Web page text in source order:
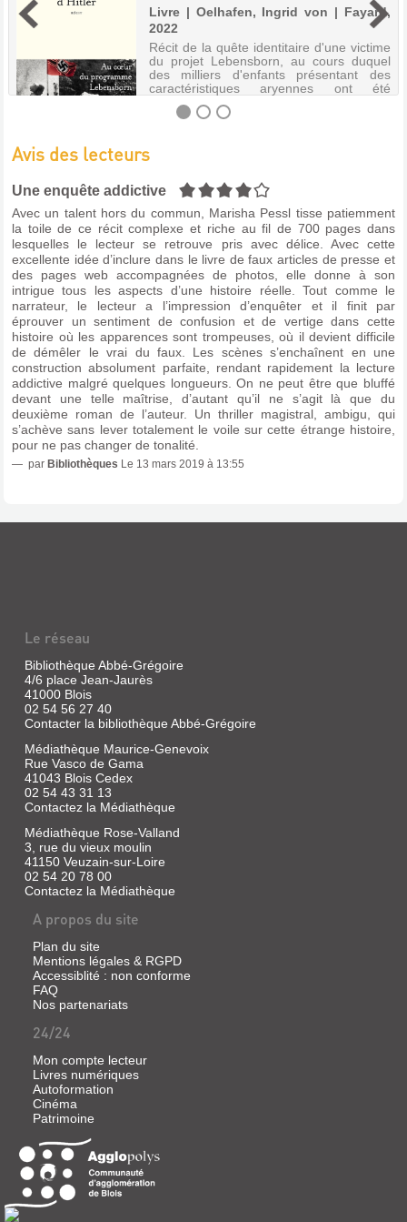
Livre | Oelhafen, Ingrid von | Fayard,
2022
Récit de la quête identitaire d'une victime
du projet Lebensborn, au cours duquel
des milliers d'enfants présentant des
caractéristiques aryennes ont été
envoyés en Allemagne en vue d'être
germanisés afin de renforcer la pureté
ENFANTS
OUBLIÉS
D'HITLER
:
AU
COEUR
DU
PROGRAM...
Livre
|
Oelhafen,
Ingrid
von
|
Fayard,
la
au
cours
duquel
des
milliers
d'enfants
présentant
des
caractéristiques
aryennes
ont
été
envoyés
en
Allemagne
en
vue
d'être
germanisés
afin
renforcer
pureté
de...
LE
DE
NEVERWORLD
Livre
|
Pessl,
Marisha
|
Avis des lecteurs
Une enquête addictive 4/5
Avec un talent hors du commun, Marisha Pessl tisse patiemment
la toile de ce récit complexe et riche au fil de 700 pages dans
lesquelles le lecteur se retrouve pris avec délice. Avec cette
excellente idée d’inclure dans le livre de faux articles de presse et
des pages web accompagnées de photos, elle donne à son
intrigue tous les aspects d’une histoire réelle. Tout comme le
narrateur, le lecteur a l’impression d’enquêter et il finit par
éprouver un sentiment de confusion et de vertige dans cette
histoire où les apparences sont trompeuses, où il devient difficile
de démêler le vrai du faux. Les scènes s’enchaînent en une
construction absolument parfaite, rendant rapidement la lecture
addictive malgré quelques longueurs. On ne peut être que bluffé
devant une telle maîtrise, d’autant qu’il ne s’agit là que du
deuxième roman de l’auteur. Un thriller magistral, ambigu, qui
s’achève sans lever totalement le voile sur cette étrange histoire,
pour ne pas changer de tonalité.
par Bibliothèques Le 13 mars 2019 à 13:55
Le réseau
Bibliothèque Abbé-Grégoire
4/6 place Jean-Jaurès
41000 Blois
02 54 56 27 40
Contacter la bibliothèque Abbé-Grégoire
Médiathèque Maurice-Genevoix
Rue Vasco de Gama
41043 Blois Cedex
02 54 43 31 13
Contactez la Médiathèque
Médiathèque Rose-Valland
3, rue du vieux moulin
41150 Veuzain-sur-Loire
02 54 20 78 00
Contactez la Médiathèque
A propos du site
Plan du site
Mentions légales & RGPD
Accessiblité : non conforme
FAQ
Nos partenariats
24/24
Mon compte lecteur
Livres numériques
Autoformation
Cinéma
Patrimoine